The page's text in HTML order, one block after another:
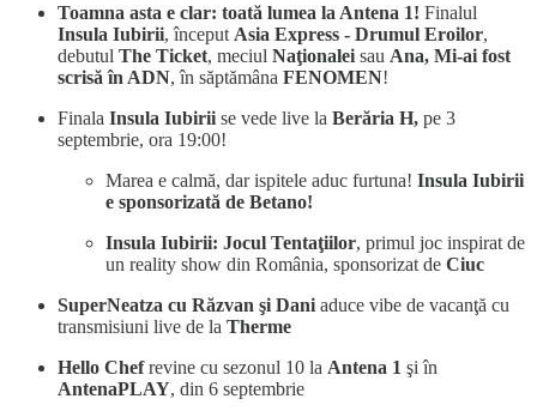
Toamna asta e clar: toată lumea la Antena 1! Finalul
Insula Iubirii, început Asia Express - Drumul Eroilor,
debutul The Ticket, meciul Naţionalei sau Ana, Mi-ai fost
scrisă în ADN, în săptămâna FENOMEN!
Finala Insula Iubirii se vede live la Berăria H, pe 3
septembrie, ora 19:00!
Marea e calmă, dar ispitele aduc furtuna! Insula Iubirii
e sponsorizată de Betano!
Insula Iubirii: Jocul Tentaţiilor, primul joc inspirat de
un reality show din România, sponsorizat de Ciuc
SuperNeatza cu Răzvan şi Dani aduce vibe de vacanţă cu
transmisiuni live de la Therme
Hello Chefrevine cu sezonul 10 la Antena 1 şi în
AntenaPLAY, din 6 septembrie